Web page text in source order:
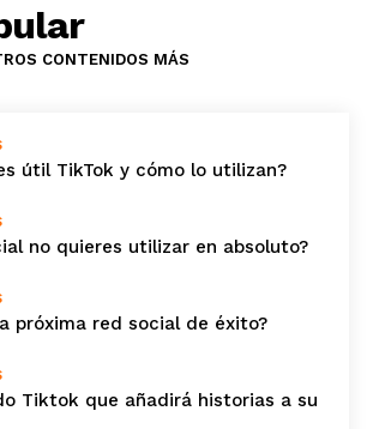
CONTENIDOS MÁS
útil TikTok y cómo lo utilizan?
no quieres utilizar en absoluto?
próxima red social de éxito?
Tiktok que añadirá historias a su